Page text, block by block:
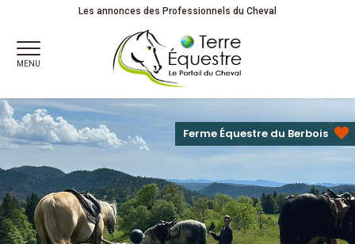
Randonnées équestresLes annonces des Professionnels du Cheval
MENU
Ferme Équestre du Berbois